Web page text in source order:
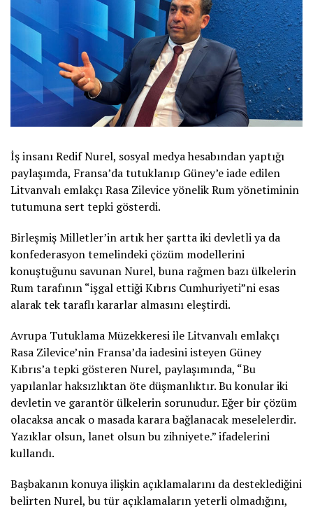
İş insanı Redif Nurel, sosyal medya hesabından yaptığı
paylaşımda, Fransa’da tutuklanıp Güney’e iade edilen
Litvanvalı emlakçı Rasa Zilevice yönelik Rum yönetiminin
tutumuna sert tepki gösterdi.
Birleşmiş Milletler’in artık her şartta iki devletli ya da
konfederasyon temelindeki çözüm modellerini
konuştuğunu savunan Nurel, buna rağmen bazı ülkelerin
Rum tarafının “işgal ettiği Kıbrıs Cumhuriyeti”ni esas
alarak tek taraflı kararlar almasını eleştirdi.
Avrupa Tutuklama Müzekkeresi ile Litvanvalı emlakçı
Rasa Zilevice’nin Fransa’da iadesini isteyen Güney
Kıbrıs’a tepki gösteren Nurel, paylaşımında, “Bu
yapılanlar haksızlıktan öte düşmanlıktır. Bu konular iki
devletin ve garantör ülkelerin sorunudur. Eğer bir çözüm
olacaksa ancak o masada karara bağlanacak meselelerdir.
Yazıklar olsun, lanet olsun bu zihniyete.” ifadelerini
kullandı.
Başbakanın konuya ilişkin açıklamalarını da desteklediğini
belirten Nurel, bu tür açıklamaların yeterli olmadığını,